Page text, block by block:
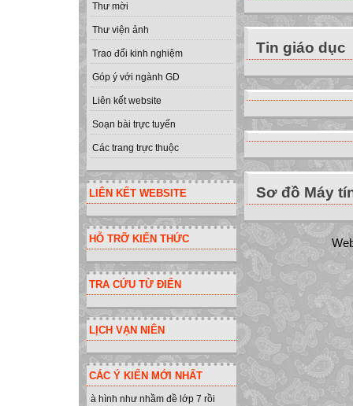
Thư mời
Thư viện ảnh
Trao đổi kinh nghiệm
Góp ý với ngành GD
Liên kết website
Soạn bài trực tuyến
Các trang trực thuộc
LIÊN KẾT WEBSITE
HỖ TRỠ KIẾN THỨC
TRA CỨU TỪ ĐIỂN
LỊCH VẠN NIÊN
CÁC Ý KIẾN MỚI NHẤT
à hình như nhầm đề lớp 7 rồi
Tin giáo dục
Sơ đồ Máy